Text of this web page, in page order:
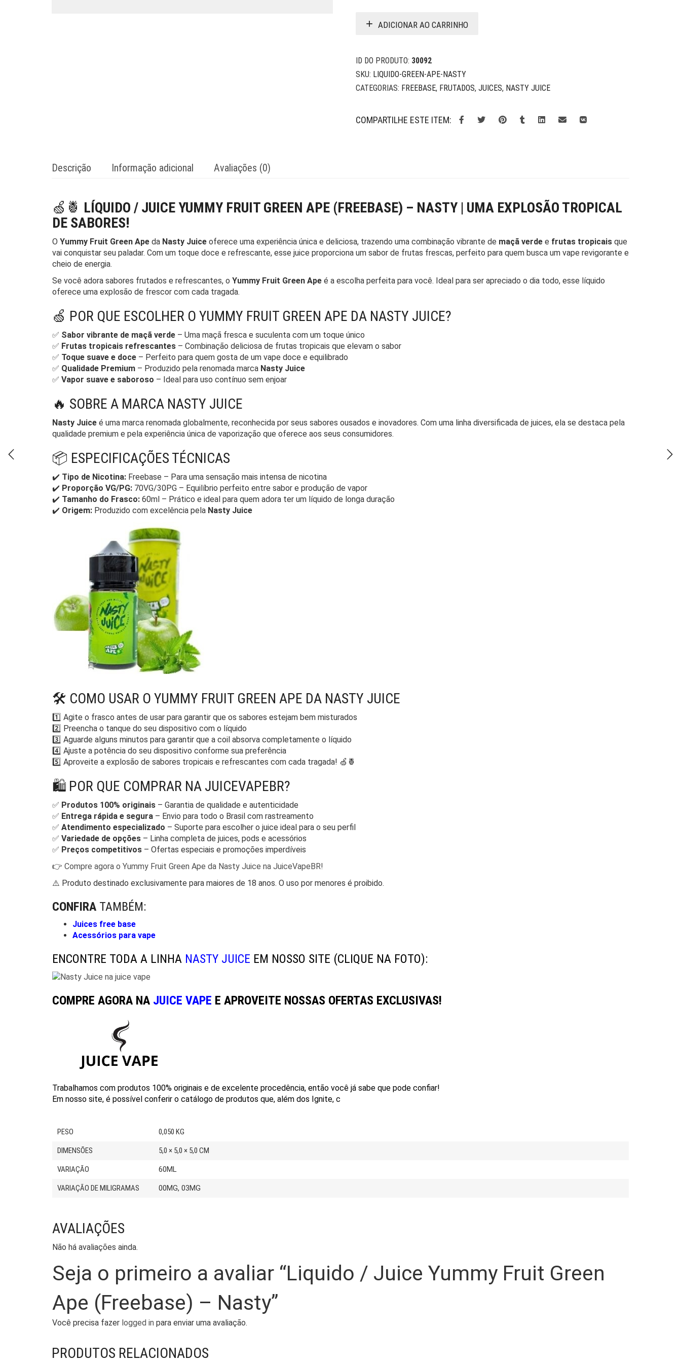
ADICIONAR AO CARRINHO
ID DO PRODUTO: 30092
SKU: LIQUIDO-GREEN-APE-NASTY
CATEGORIAS: FREEBASE, FRUTADOS, JUICES, NASTY JUICE
COMPARTILHE ESTE ITEM:
Descrição Informação adicional Avaliações (0)
🍏🍍 LÍQUIDO / JUICE YUMMY FRUIT GREEN APE (FREEBASE) – NASTY | UMA EXPLOSÃO TROPICAL
DE SABORES!
O Yummy Fruit Green Ape da Nasty Juice oferece uma experiência única e deliciosa, trazendo uma combinação vibrante de maçã verde e frutas tropicais que
vai conquistar seu paladar. Com um toque doce e refrescante, esse juice proporciona um sabor de frutas frescas, perfeito para quem busca um vape revigorante e
cheio de energia.
Se você adora sabores frutados e refrescantes, o Yummy Fruit Green Ape é a escolha perfeita para você. Ideal para ser apreciado o dia todo, esse líquido
oferece uma explosão de frescor com cada tragada.
🍏 POR QUE ESCOLHER O YUMMY FRUIT GREEN APE DA NASTY JUICE?
✅ Sabor vibrante de maçã verde – Uma maçã fresca e suculenta com um toque único
✅ Frutas tropicais refrescantes – Combinação deliciosa de frutas tropicais que elevam o sabor
✅ Toque suave e doce – Perfeito para quem gosta de um vape doce e equilibrado
✅ Qualidade Premium – Produzido pela renomada marca Nasty Juice
✅ Vapor suave e saboroso – Ideal para uso contínuo sem enjoar
🔥 SOBRE A MARCA NASTY JUICE
Nasty Juice é uma marca renomada globalmente, reconhecida por seus sabores ousados e inovadores. Com uma linha diversificada de juices, ela se destaca pela
qualidade premium e pela experiência única de vaporização que oferece aos seus consumidores.
📦 ESPECIFICAÇÕES TÉCNICAS
✔️ Tipo de Nicotina: Freebase – Para uma sensação mais intensa de nicotina
✔️ Proporção VG/PG: 70VG/30PG – Equilíbrio perfeito entre sabor e produção de vapor
✔️ Tamanho do Frasco: 60ml – Prático e ideal para quem adora ter um líquido de longa duração
✔️ Origem: Produzido com excelência pela Nasty Juice
🛠️ COMO USAR O YUMMY FRUIT GREEN APE DA NASTY JUICE
1️⃣ Agite o frasco antes de usar para garantir que os sabores estejam bem misturados
2️⃣ Preencha o tanque do seu dispositivo com o líquido
3️⃣ Aguarde alguns minutos para garantir que a coil absorva completamente o líquido
4️⃣ Ajuste a potência do seu dispositivo conforme sua preferência
5️⃣ Aproveite a explosão de sabores tropicais e refrescantes com cada tragada! 🍏🍍
🛍️ POR QUE COMPRAR NA JUICEVAPEBR?
✅ Produtos 100% originais – Garantia de qualidade e autenticidade
✅ Entrega rápida e segura – Envio para todo o Brasil com rastreamento
✅ Atendimento especializado – Suporte para escolher o juice ideal para o seu perfil
✅ Variedade de opções – Linha completa de juices, pods e acessórios
✅ Preços competitivos – Ofertas especiais e promoções imperdíveis
👉 Compre agora o Yummy Fruit Green Ape da Nasty Juice na JuiceVapeBR!
⚠️ Produto destinado exclusivamente para maiores de 18 anos. O uso por menores é proibido.
CONFIRA TAMBÉM:
Juices free base
Acessórios para vape
ENCONTRE TODA A LINHA NASTY JUICE EM NOSSO SITE (CLIQUE NA FOTO):
COMPRE AGORA NA JUICE VAPE E APROVEITE NOSSAS OFERTAS EXCLUSIVAS!
Trabalhamos com produtos 100% originais e de excelente procedência, então você já sabe que pode confiar!
Em nosso site, é possível conferir o catálogo de produtos que, além dos Ignite, c
PESO 0,050 KG
DIMENSÕES 5,0 × 5,0 × 5,0 CM
VARIAÇÃO 60ML
VARIAÇÃO DE MILIGRAMAS 00MG, 03MG
AVALIAÇÕES
Não há avaliações ainda.
Seja o primeiro a avaliar “Liquido / Juice Yummy Fruit Green
Ape (Freebase) – Nasty”
Você precisa fazer logged in para enviar uma avaliação.
PRODUTOS RELACIONADOS